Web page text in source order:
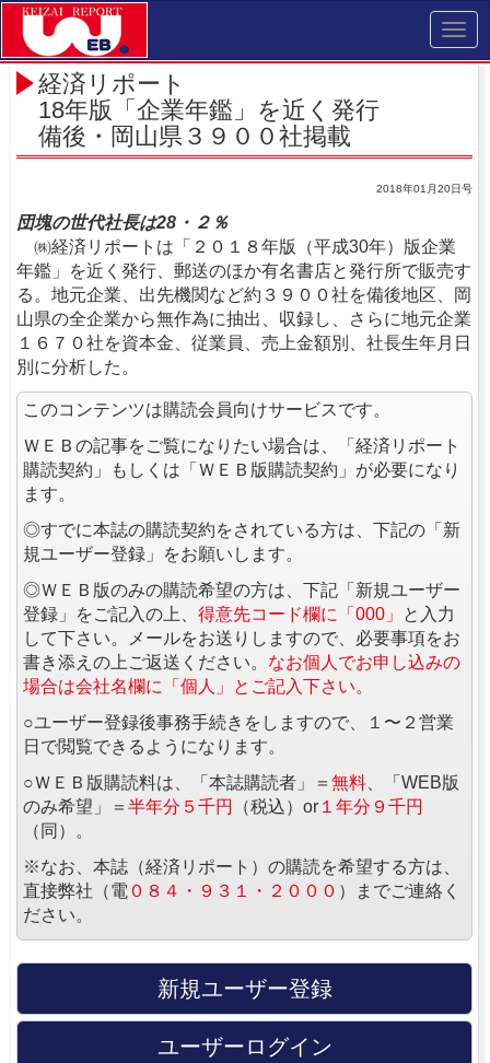
経済リポート
18年版「企業年鑑」を近く発行
備後・岡山県３９００社掲載
2018年01月20日号
団塊の世代社長は28・２％
㈱経済リポートは「２０１８年版（平成30年）版企業
年鑑」を近く発行、郵送のほか有名書店と発行所で販売す
る。地元企業、出先機関など約３９００社を備後地区、岡
山県の全企業から無作為に抽出、収録し、さらに地元企業
１６７０社を資本金、従業員、売上金額別、社長生年月日
別に分析した。
このコンテンツは購読会員向けサービスです。
ＷＥＢの記事をご覧になりたい場合は、「経済リポート
購読契約」もしくは「ＷＥＢ版購読契約」が必要になり
ます。
◎すでに本誌の購読契約をされている方は、下記の「新
規ユーザー登録」をお願いします。
◎ＷＥＢ版のみの購読希望の方は、下記「新規ユーザー
登録」をご記入の上、 得意先コード欄に「000」
と入力
して下さい。メールをお送りしますので、必要事項をお
書き添えの上ご返送ください。 なお個人でお申し込みの
場合は会社名欄に「個人」とご記入下さい。
○ユーザー登録後事務手続きをしますので、１〜２営業
日で閲覧できるようになります。
○ＷＥＢ版購読料は、「本誌購読者」＝ 無料 、「WEB版
のみ希望」＝ 半年分５千円 （税込）or １年分９千円
（同）。
※なお、本誌（経済リポート）の購読を希望する方は、
直接弊社（電 ０８４・９３１・２０００ ）までご連絡く
ださい。
新規ユーザー登録
ユーザーログイン